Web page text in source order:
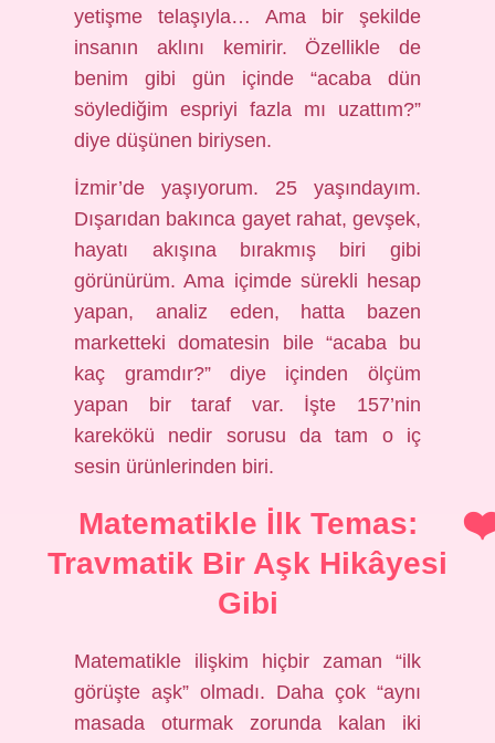
yetişme telaşıyla… Ama bir şekilde
insanın aklını kemirir. Özellikle de
benim gibi gün içinde “acaba dün
söylediğim espriyi fazla mı uzattım?”
diye düşünen biriysen.
İzmir’de yaşıyorum. 25 yaşındayım.
Dışarıdan bakınca gayet rahat, gevşek,
hayatı akışına bırakmış biri gibi
görünürüm. Ama içimde sürekli hesap
yapan, analiz eden, hatta bazen
marketteki domatesin bile “acaba bu
kaç gramdır?” diye içinden ölçüm
yapan bir taraf var. İşte 157’nin
karekökü nedir sorusu da tam o iç
sesin ürünlerinden biri.
Matematikle İlk Temas:
Travmatik Bir Aşk Hikâyesi
Gibi
Matematikle ilişkim hiçbir zaman “ilk
görüşte aşk” olmadı. Daha çok “aynı
masada oturmak zorunda kalan iki